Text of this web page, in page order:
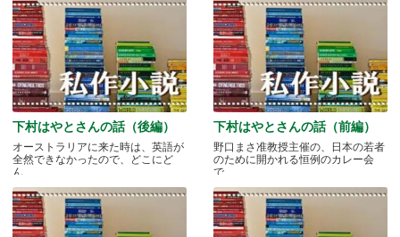
下村はやとさんの話（後編）
オーストラリアに来た時は、英語が
全然できなかったので、どこにど
ん.....
下村はやとさんの話（前編）
野口まさ准教授主催の、日本の若者
のために開かれる恒例のカレー会
で.....